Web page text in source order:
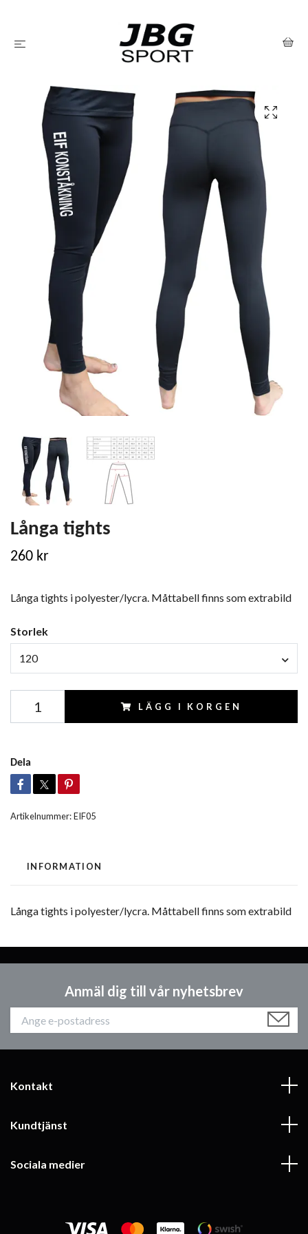
Långa tights
260 kr
Långa tights i polyester/lycra. Måttabell finns som extrabild
Storlek
120
LÄGG I KORGEN
Dela
Artikelnummer:EIF05
INFORMATION
Långa tights i polyester/lycra. Måttabell finns som extrabild
Anmäl dig till vår nyhetsbrev
Kontakt
Kundtjänst
Sociala medier